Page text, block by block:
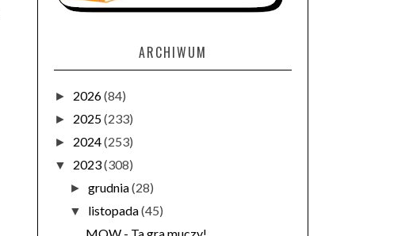
ARCHIWUM
► 2026(84)
► 2025(233)
► 2024(253)
▼ 2023(308)
►grudnia(28)
▼ listopada(45)